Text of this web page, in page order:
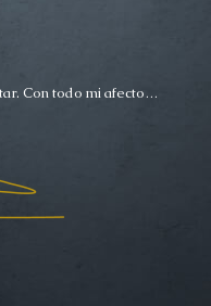
Con todo mi afecto…